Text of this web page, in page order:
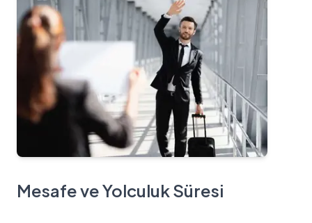
Mesafe ve Yolculuk Süresi